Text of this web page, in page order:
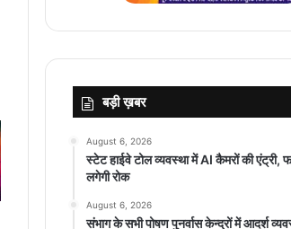
बड़ी ख़बर
August 6, 2026
स्टेट हाईवे टोल व्यवस्था में AI कैमरों की एंट्री,
लगेगी रोक
August 6, 2026
संभाग के सभी पोषण पुनर्वास केन्द्रों में आदर्श